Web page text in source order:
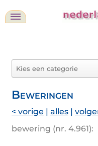
Beweringen
< vorige | alles |
bewering (nr. 4.961):